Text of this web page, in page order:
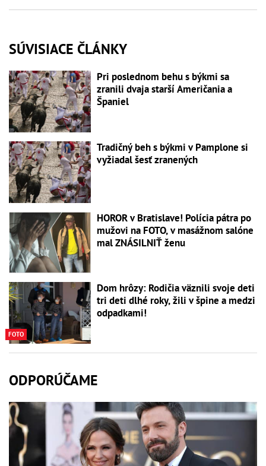
SÚVISIACE ČLÁNKY
Pri poslednom behu s býkmi sa
zranili dvaja starší Američania a
Španiel
Tradičný beh s býkmi v Pamplone si
vyžiadal šesť zranených
HOROR v Bratislave! Polícia pátra po
mužovi na FOTO, v masážnom salóne
mal ZNÁSILNIŤ ženu
FOTO
Dom hrôzy: Rodičia väznili svoje deti
tri deti dlhé roky, žili v špine a medzi
odpadkami!
ODPORÚČAME